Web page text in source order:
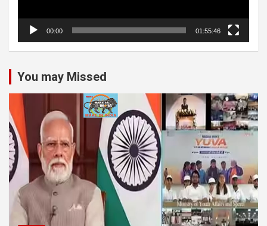
00:00 01:55:46
You may Missed